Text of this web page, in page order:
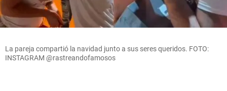
La pareja compartió la navidad junto a sus seres queridos. FOTO:
INSTAGRAM @rastreandofamosos